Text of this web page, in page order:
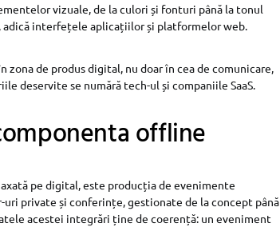
vizuale, de la culori și fonturi până la tonul
adică interfețele aplicațiilor și platformelor web.
de produs digital, nu doar în cea de comunicare,
deservite se numără tech-ul și companiile SaaS.
offline
pe digital, este producția de evenimente
private și conferințe, gestionate de la concept până
acestei integrări ține de coerență: un eveniment